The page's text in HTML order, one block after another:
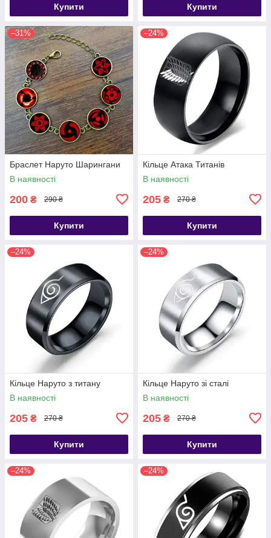
Купити Купити
–31%
Браслет Наруто Шарингани
В наявності
200 ₴ 290 ₴
Купити
–24%
Кільце Атака Титанів
В наявності
205 ₴ 270 ₴
Купити
–24%
Кільце Наруто з титану
В наявності
205 ₴ 270 ₴
Купити
–24%
Кільце Наруто зі сталі
В наявності
205 ₴ 270 ₴
Купити
–24% –24%